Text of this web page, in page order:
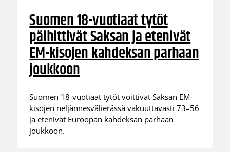
Suomen 18-vuotiaat tytöt
päihittivät Saksan ja etenivät
EM-kisojen kahdeksan parhaan
joukkoon
Suomen 18-vuotiaat tytöt voittivat Saksan EM-
kisojen neljännesvälierässä vakuuttavasti 73–56
ja etenivät Euroopan kahdeksan parhaan
joukkoon.